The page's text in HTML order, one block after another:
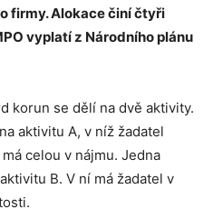
firmy. Alokace činí čtyři
vyplatí z Národního plánu
korun se dělí na dvě aktivity.
aktivitu A, v níž žadatel
celou v nájmu. Jedna
B. V ní má žadatel v